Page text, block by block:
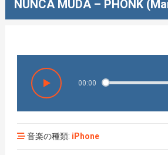
NUNCA MUDA – PHONK
00:00
音楽の種類: iPhone